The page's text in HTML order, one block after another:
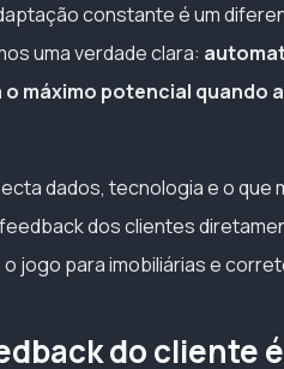
constante é um
uma verdade clara:
máximo potencial quando
dados, tecnologia e o que
dos clientes
jogo para imobiliárias e
do cliente